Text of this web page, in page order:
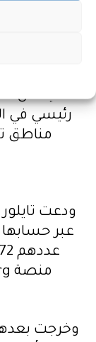
واعتبر
الرئاسية
الناس
مضيفا أن
رئيسي في
مناطق
ودعت
عبر حسابها
وخرجت